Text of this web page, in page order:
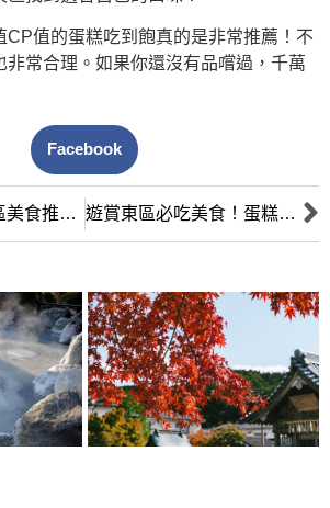
CP值的蛋糕吃到飽真的是非常推薦！不
非常合理。如果你還沒有品嚐過，千萬
Facebook
美食新體驗！東區美食推薦-蛋糕吃到飽 遊賞東區必吃美食！蛋糕吃到飽店家一覽